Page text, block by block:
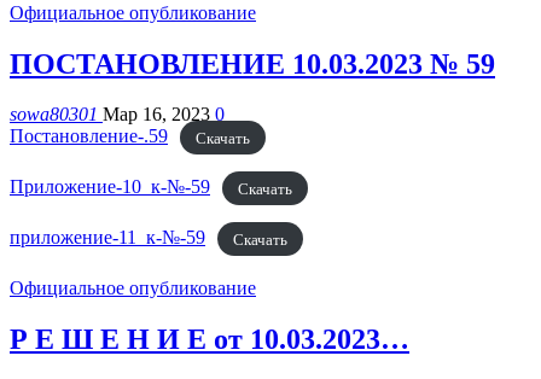
Официальное опубликование
ПОСТАНОВЛЕНИЕ 10.03.2023 № 59
sowa80301 Мар 16, 2023 0
Постановление-.59
Скачать
Приложение-10_к-№-59 Скачать
приложение-11_к-№-59 Скачать
Официальное опубликование
Р Е Ш Е Н И Е от 10.03.2023…